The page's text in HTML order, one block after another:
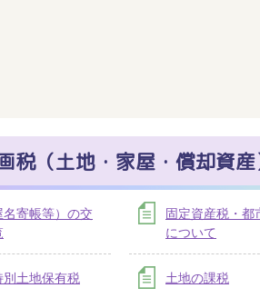
税（土地・家屋・償却資産
寄帳等）の交
固定資産税・都
について
土地保有税 土地の課税